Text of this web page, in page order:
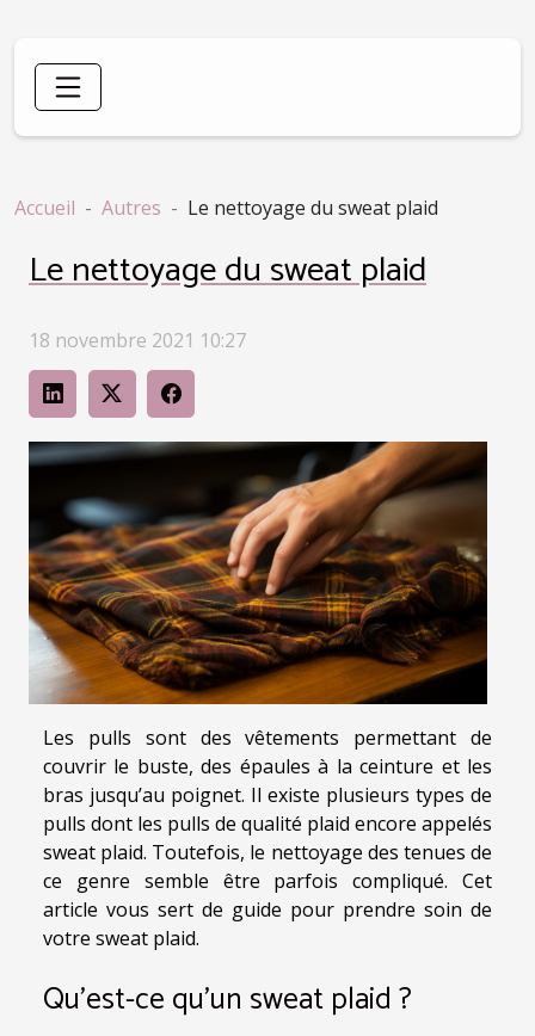
Accueil Autres Le nettoyage du sweat plaid
Le nettoyage du sweat plaid
18 novembre 2021 10:27
Les pulls sont des vêtements permettant de
couvrir le buste, des épaules à la ceinture et les
bras jusqu’au poignet. Il existe plusieurs types de
pulls dont les pulls de qualité plaid encore appelés
sweat plaid. Toutefois, le nettoyage des tenues de
ce genre semble être parfois compliqué. Cet
article vous sert de guide pour prendre soin de
votre sweat plaid.
Qu’est-ce qu’un sweat plaid ?